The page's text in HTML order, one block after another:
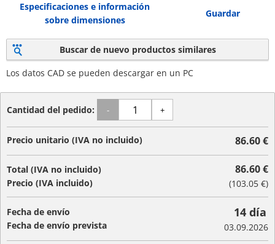
Especificaciones e información
sobre dimensiones
Guardar
Buscar de nuevo productos similares
Los datos CAD se pueden descargar en un PC
Cantidad del pedido: - +
Precio unitario (IVA no incluido) 86.60 €
Total (IVA no incluido)
Precio (IVA incluido)
86.60 €
(103.05 €)
Fecha de envío
Fecha de envío prevista
14 día
03.09.2026